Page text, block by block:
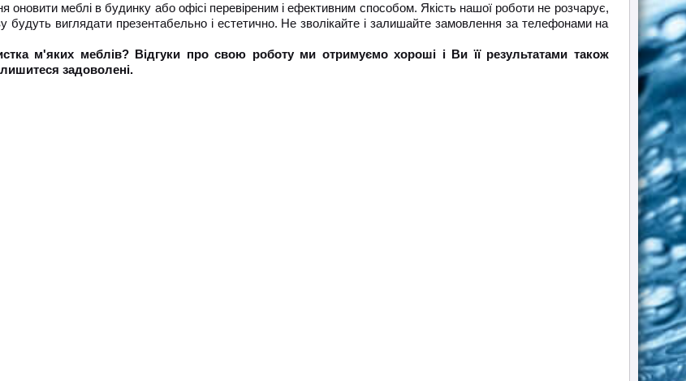
оновити меблі в будинку або офісі перевіреним і ефективним способом. Якість нашої роботи не розчарує,
будуть виглядати презентабельно і естетично. Не зволікайте і залишайте замовлення за телефонами на
м'яких меблів? Відгуки про свою роботу ми отримуємо хороші і Ви її результатами також
задоволені.